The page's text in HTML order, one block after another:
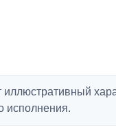
исполнения.